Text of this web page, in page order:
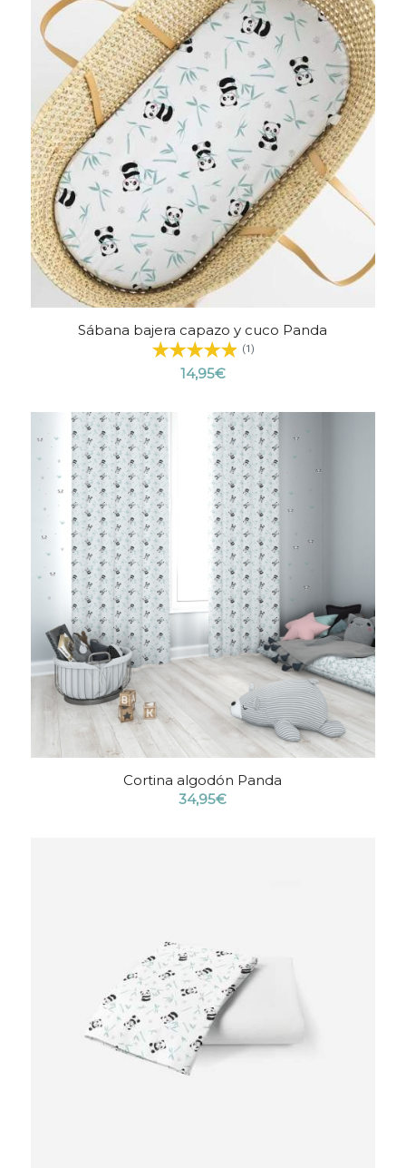
Sábana bajera capazo y cuco Panda
(1)
14,95€
Cortina algodón Panda
34,95€